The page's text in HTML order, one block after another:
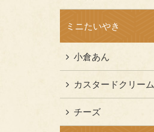
ミニたいやき
小倉あん
カスタードクリーム
チーズ